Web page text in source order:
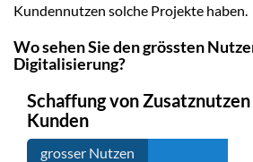
Kundennutzen solche Projekte haben.
Wo sehen Sie den grössten
Digitalisierung?
Schaffung von
Kunden
grosser Nutzen